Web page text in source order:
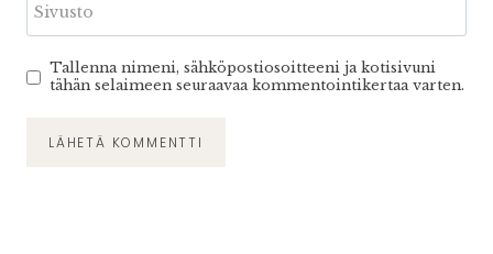
Sivusto
Tallenna nimeni, sähköpostiosoitteeni ja kotisivuni
tähän selaimeen seuraavaa kommentointikertaa varten.